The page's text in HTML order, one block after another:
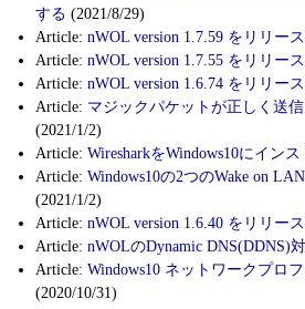
する (2021/8/29)
Article: nWOL version 1.7.59 をリリー
Article: nWOL version 1.7.55 をリリー
Article: nWOL version 1.6.74 をリリー
Article: マジックパケットが正しく送
(2021/1/2)
Article: WiresharkをWindows10にイン
Article: Windows10の2つのWake on
(2021/1/2)
Article: nWOL version 1.6.40 をリリー
Article: nWOLのDynamic DNS(DDNS)
Article: Windows10 ネットワークプロ
(2020/10/31)